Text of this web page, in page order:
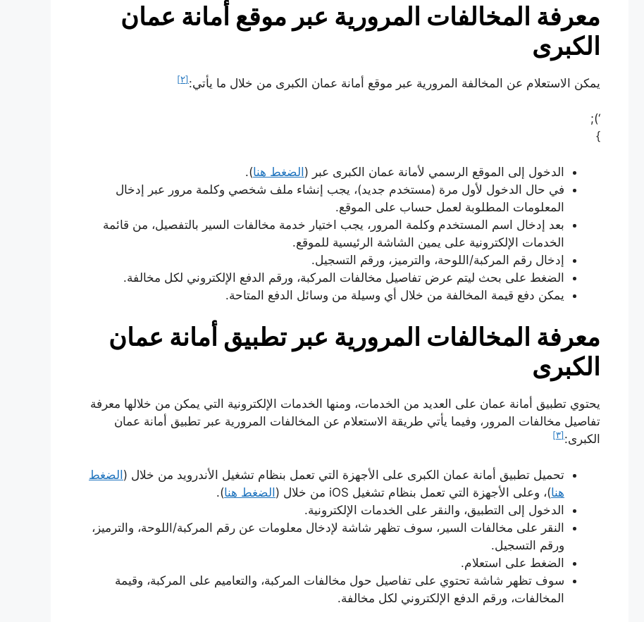
معرفة المخالفات المرورية عبر موقع أمانة عمان
الكبرى
يمكن الاستعلام عن المخالفة المرورية عبر موقع أمانة عمان الكبرى من خلال ما يأتي: [٢]
‘);
}
الدخول إلى الموقع الرسمي لأمانة عمان الكبرى عبر (الضغط هنا).
في حال الدخول لأول مرة (مستخدم جديد)، يجب إنشاء ملف شخصي وكلمة مرور عبر إدخال
المعلومات المطلوبة لعمل حساب على الموقع.
بعد إدخال اسم المستخدم وكلمة المرور، يجب اختيار خدمة مخالفات السير بالتفصيل، من قائمة
الخدمات الإلكترونية على يمين الشاشة الرئيسية للموقع.
إدخال رقم المركبة/اللوحة، والترميز، ورقم التسجيل.
الضغط على بحث ليتم عرض تفاصيل مخالفات المركبة، ورقم الدفع الإلكتروني لكل مخالفة.
يمكن دفع قيمة المخالفة من خلال أي وسيلة من وسائل الدفع المتاحة.
معرفة المخالفات المرورية عبر تطبيق أمانة عمان
الكبرى
يحتوي تطبيق أمانة عمان على العديد من الخدمات، ومنها الخدمات الإلكترونية التي يمكن من خلالها معرفة
تفاصيل مخالفات المرور، وفيما يأتي طريقة الاستعلام عن المخالفات المرورية عبر تطبيق أمانة عمان
الكبرى: [٣]
تحميل تطبيق أمانة عمان الكبرى على الأجهزة التي تعمل بنظام تشغيل الأندرويد من خلال (الضغط
هنا)، وعلى الأجهزة التي تعمل بنظام تشغيل iOS من خلال ( الضغط هنا).
الدخول إلى التطبيق، والنقر على الخدمات الإلكترونية.
النقر على مخالفات السير، سوف تظهر شاشة لإدخال معلومات عن رقم المركبة/اللوحة، والترميز،
ورقم التسجيل.
الضغط على استعلام.
سوف تظهر شاشة تحتوي على تفاصيل حول مخالفات المركبة، والتعاميم على المركبة، وقيمة
المخالفات، ورقم الدفع الإلكتروني لكل مخالفة.